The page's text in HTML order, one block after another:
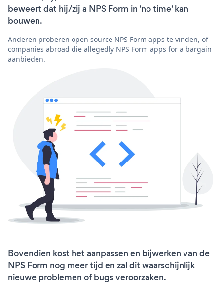
beweert dat hij/zij a NPS Form in 'no time' kan
bouwen.
Anderen proberen open source NPS Form apps te vinden, of
companies abroad die allegedly NPS Form apps for a bargain
aanbieden.
Bovendien kost het aanpassen en bijwerken van de
NPS Form nog meer tijd en zal dit waarschijnlijk
nieuwe problemen of bugs veroorzaken.